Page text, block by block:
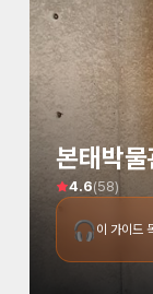
본태박
4.6(58)
🎧 이 가이드